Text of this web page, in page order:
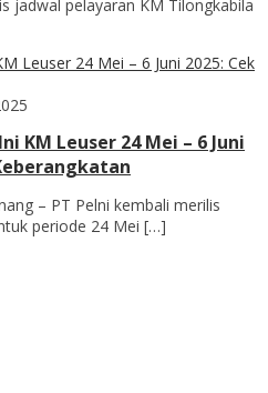
jadwal pelayaran KM Tilongkabila
KM Leuser 24 Mei – 6 Juni
– PT Pelni kembali merilis
periode 24 Mei […]